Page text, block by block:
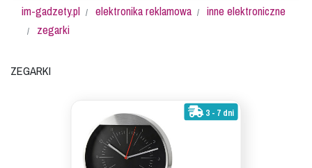
im-gadzety.pl elektronika reklamowa
inne elektroniczne
zegarki
Zegarki
3 - 7 dni